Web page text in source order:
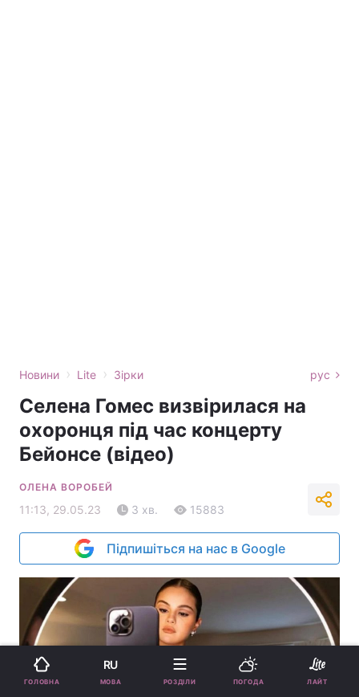
Новини › Lite › Зірки рус
Селена Гомес визвірилася на
охоронця під час концерту
Бейонсе (відео)
ОЛЕНА ВОРОБЕЙ
11:13, 29.05.23 3 хв. 15883
Підпишіться на нас в Google
ГОЛОВНА
RU
МОВА РОЗДІЛИ ПОГОДА ЛАЙТ